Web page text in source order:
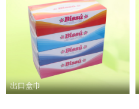
出口盒巾